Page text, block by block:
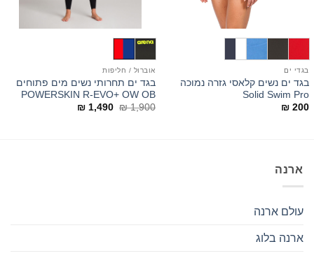
בגדי ים
בגד ים נשים קלאסי גזרה נמוכה
Solid Swim Pro
₪ 200
אוברול / חליפות
בגד ים תחרותי נשים מים פתוחים
POWERSKIN R-EVO+ OW OB
₪1,900
המחיר ₪1,490
ארנה
עולם ארנה
ארנה בלוג